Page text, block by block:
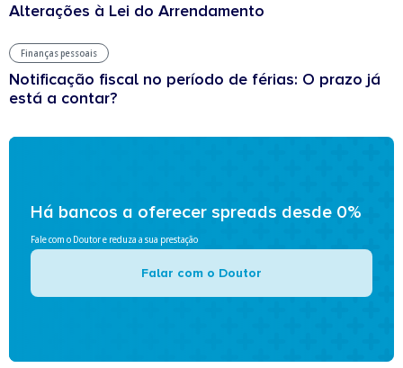
Alterações à Lei do Arrendamento
Finanças pessoais
Notificação fiscal no período de férias: O prazo já
está a contar?
Há bancos a oferecer spreads desde 0%
Fale com o Doutor e reduza a sua prestação
Falar com o Doutor